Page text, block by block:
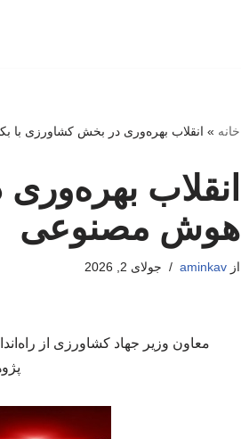
خانه » انقلاب بهره‌وری در بخش کشاورزی با
انقلاب
هوش مصنوعی
ازaminkav جولای 2, 2026
معاون وزیر جهاد کشاورزی از